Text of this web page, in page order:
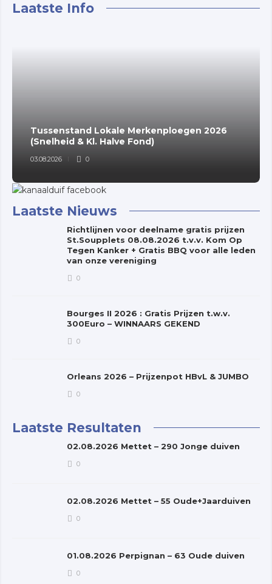
Laatste Info
Tussenstand Lokale Merkenploegen 2026
(Snelheid & Kl. Halve Fond)
03.08.2026 0
Laatste Nieuws
Richtlijnen voor deelname gratis prijzen
St.Soupplets 08.08.2026 t.v.v. Kom Op
Tegen Kanker + Gratis BBQ voor alle leden
van onze vereniging
0
Bourges II 2026 : Gratis Prijzen t.w.v.
300Euro – WINNAARS GEKEND
0
Orleans 2026 – Prijzenpot HBvL & JUMBO
0
Laatste Resultaten
02.08.2026 Mettet – 290 Jonge duiven
0
02.08.2026 Mettet – 55 Oude+Jaarduiven
0
01.08.2026 Perpignan – 63 Oude duiven
0